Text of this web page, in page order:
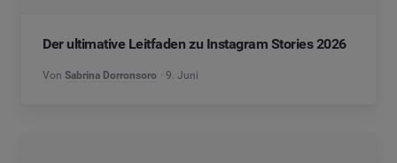
Der ultimative Leitfaden zu Instagram Stories 2026
Von Sabrina Dorronsoro 9. Juni